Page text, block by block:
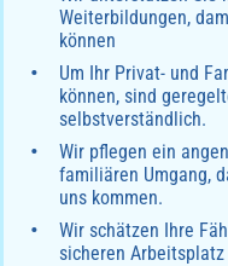
Weiterbildungen,
können
Um Ihr Privat- und
können, sind
selbstverständlich.
Wir pflegen ein
familiären Umgang,
uns kommen.
Wir schätzen Ihre
sicheren